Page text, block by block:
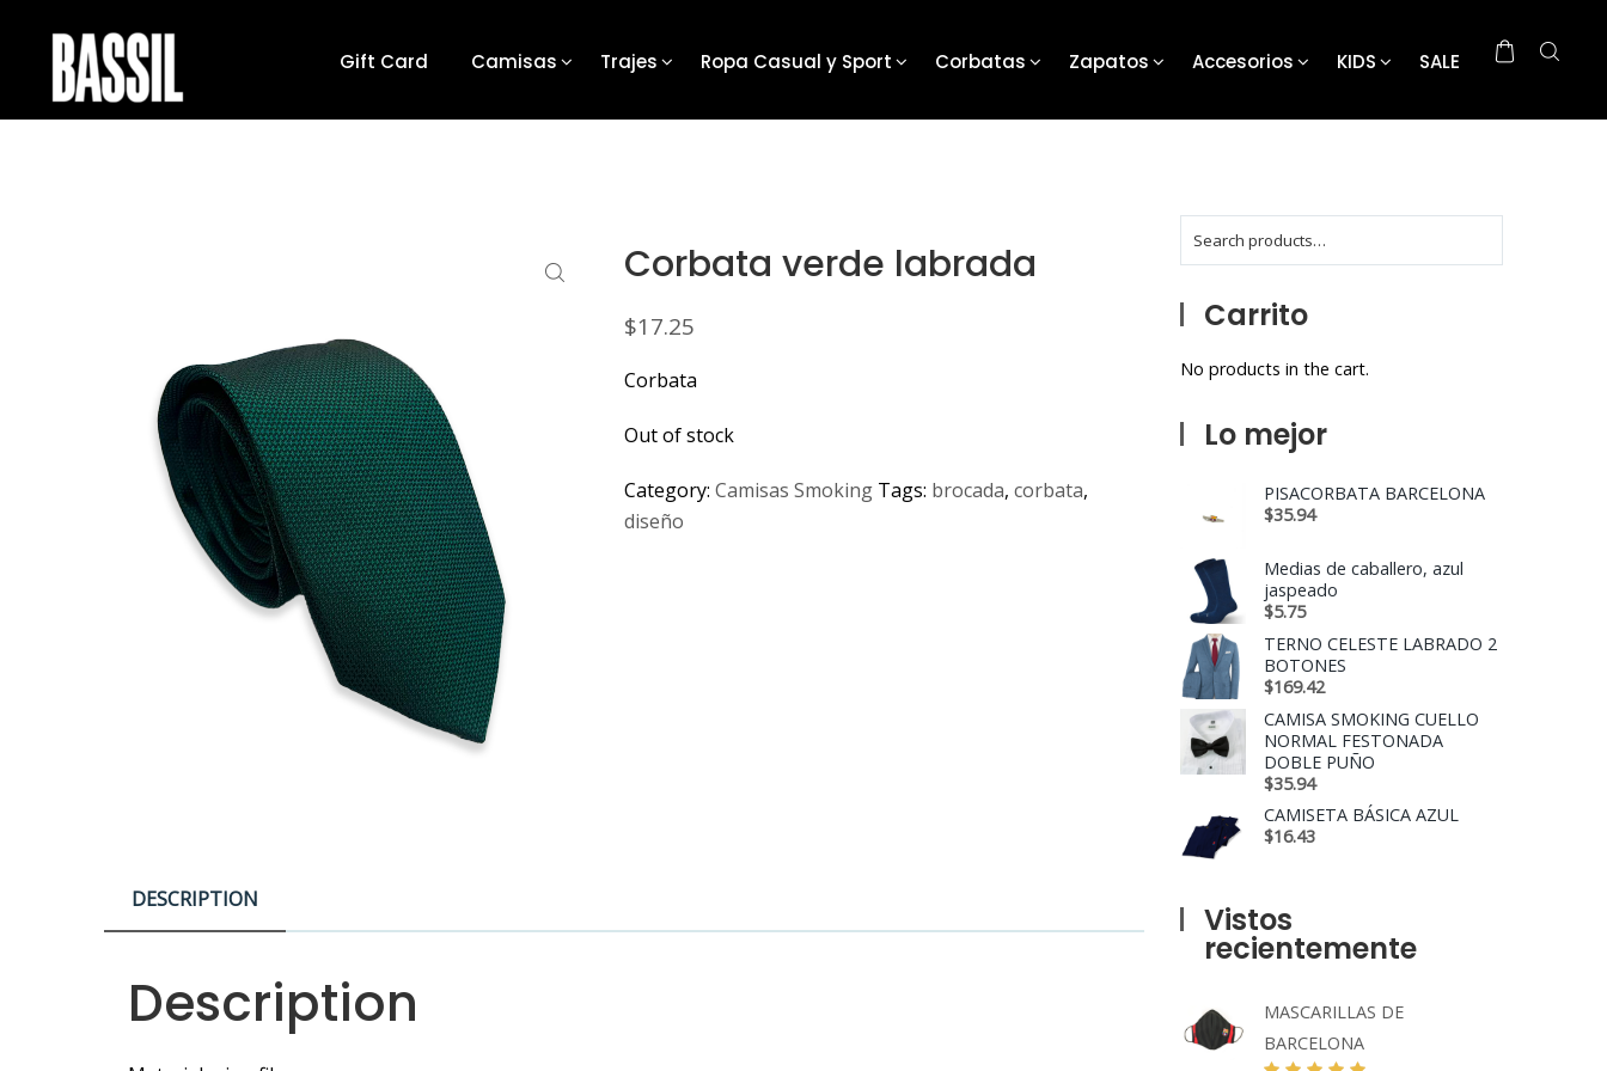
Gift Card Camisas Trajes Ropa Casual y Sport Corbatas Zapatos Accesorios KIDS SALE
Carrito
No products in the cart.
Lo mejor
PISACORBATA BARCELONA
$35.94
Medias de caballero, azul
jaspeado
$5.75
TERNO CELESTE LABRADO 2
BOTONES
$169.42
CAMISA SMOKING CUELLO
NORMAL FESTONADA
DOBLE PUÑO
$35.94
CAMISETA BÁSICA AZUL
$16.43
Vistos
recientemente
MASCARILLAS DE
BARCELONA
Corbata verde labrada
$17.25
Corbata
Out of stock
Category: Camisas Smoking Tags: brocada, corbata,
diseño
DESCRIPTION
Description